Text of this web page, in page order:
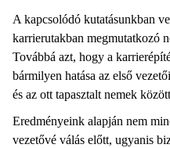
A kapcsolódó kutatásunkban
karrierutakban megmutatkozó
Továbbá azt, hogy a
bármilyen hatása az első
és az ott tapasztalt nemek
Eredményeink alapján nem
vezetővé válás előtt, ugyanis